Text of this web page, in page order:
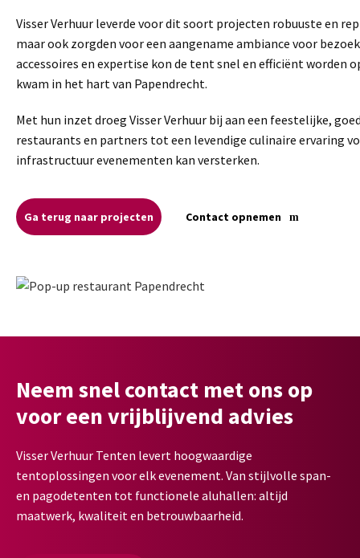
Visser Verhuur leverde voor dit soort projecten robuuste en
maar ook zorgden voor een aangename ambiance voor
accessoires en expertise kon de tent snel en efficiënt
kwam in het hart van Papendrecht.
Met hun inzet droeg Visser Verhuur bij aan een feestelijke,
restaurants en partners tot een levendige culinaire ervaring
infrastructuur evenementen kan versterken.
Ga terug naar projecten Contact opnemen
Neem snel contact met ons op
voor een vrijblijvend advies
Visser Verhuur Tenten levert hoogwaardige
tentoplossingen voor elk evenement. Van stijlvolle span-
en pagodetenten tot functionele aluhallen: altijd
maatwerk, kwaliteit en betrouwbaarheid.